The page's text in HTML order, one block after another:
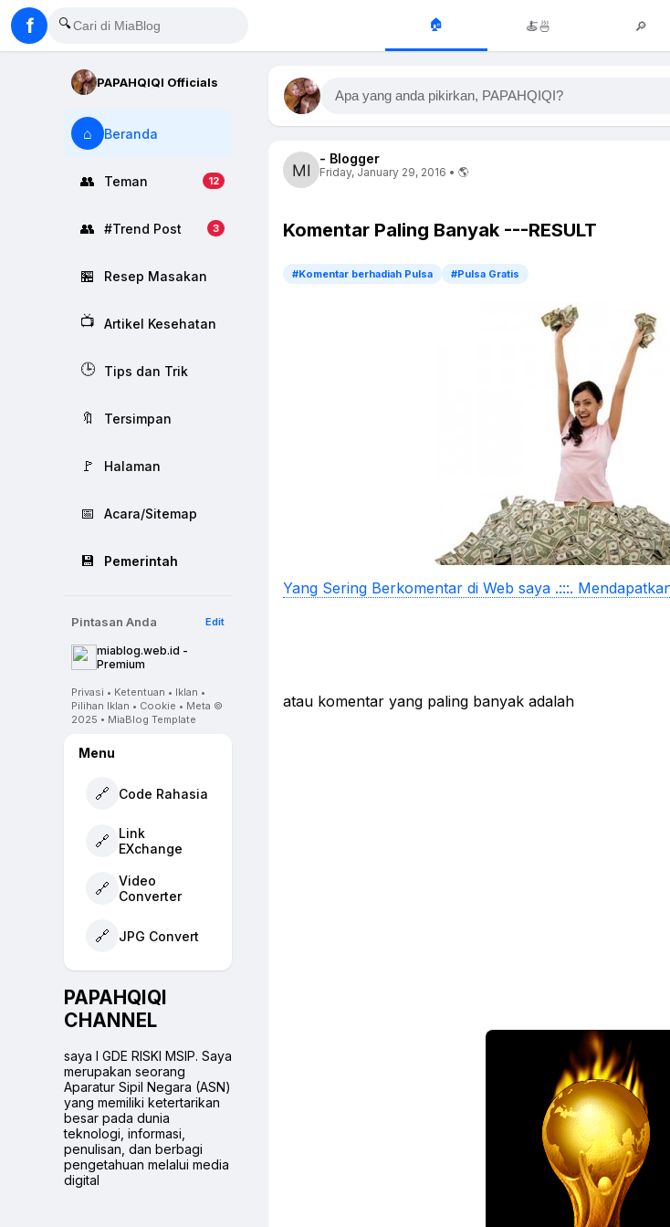
f 🔍 🏠 🍝🍜 🔎
PAPAHQIQI Officials
⌂ Beranda
👥 Teman 12
👥 #Trend Post 3
🏪 Resep Masakan
📺 Artikel Kesehatan
🕒 Tips dan Trik
🔖 Tersimpan
🚩 Halaman
📅 Acara/Sitemap
💾 Pemerintah
Pintasan Anda Edit
miablog.web.id -
Premium
Privasi • Ketentuan • Iklan •
Pilihan Iklan • Cookie • Meta ©
2025 • MiaBlog Template
Menu
🔗 Code Rahasia
🔗
Link
EXchange
🔗
Video
Converter
🔗 JPG Convert
PAPAHQIQI
CHANNEL
saya I GDE RISKI MSIP. Saya
merupakan seorang
Aparatur Sipil Negara (ASN)
yang memiliki ketertarikan
besar pada dunia
teknologi, informasi,
penulisan, dan berbagi
pengetahuan melalui media
digital
Apa yang anda pikirkan, PAPAHQIQI?
- Blogger
Friday, January 29, 2016 • 🌎
Komentar Paling Banyak ---RESULT
#Komentar berhadiah Pulsa #Pulsa Gratis
Yang Sering Berkomentar di Web saya .:::.
atau komentar yang paling banyak adalah